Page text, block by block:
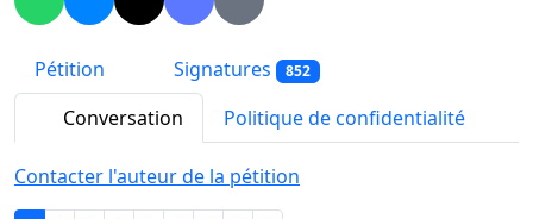
Pétition Signatures 852
Conversation Politique de confidentialité
Contacter l'auteur de la pétition